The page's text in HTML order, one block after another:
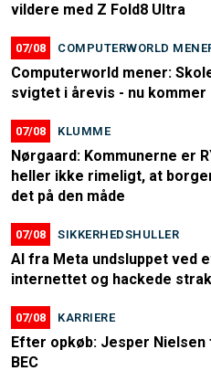
vildere med Z Fold8 Ultra
07/08 COMPUTERWORLD
Computerworld mener:
svigtet i årevis - nu kommer
07/08 KLUMME
Nørgaard: Kommunerne er
heller ikke rimeligt, at
det på den måde
07/08 SIKKERHEDSHULLER
AI fra Meta undsluppet ved
internettet og hackede
07/08 KARRIERE
Efter opkøb: Jesper
BEC